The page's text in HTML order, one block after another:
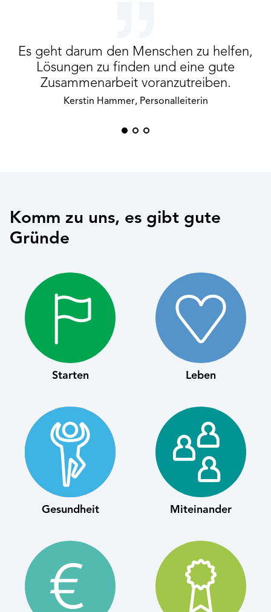
Es geht darum den Menschen zu helfen,
Lösungen zu finden und eine gute
Zusammenarbeit voranzutreiben.
Kerstin Hammer, Personalleiterin
Komm zu uns, es gibt gute
Gründe
Starten Leben
Gesundheit Miteinander